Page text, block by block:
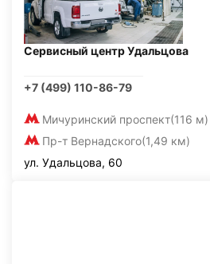
Сервисный центр Удальцова
+7 (499) 110-86-79
Мичуринский проспект(116 м)
Пр-т Вернадского(1,49 км)
ул. Удальцова, 60